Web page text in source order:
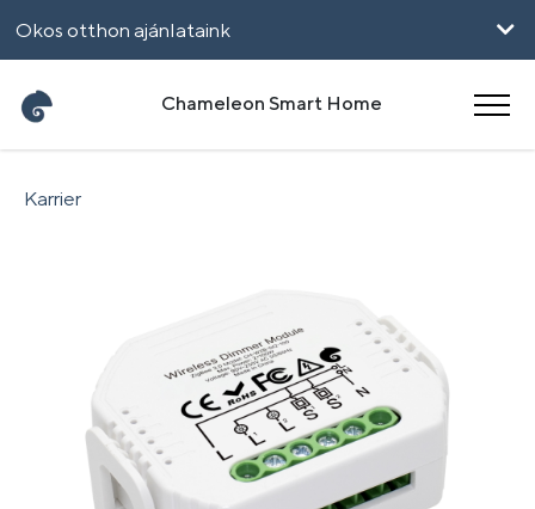
Okos otthon ajánlataink
Vállalkozásoknak
UpHome
Karrier
Chameleon Smart Home